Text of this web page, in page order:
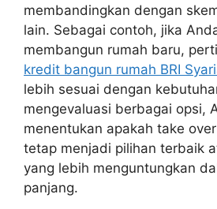
membandingkan dengan
lain. Sebagai contoh, jika
membangun rumah baru,
kredit bangun rumah BRI
lebih sesuai dengan
mengevaluasi berbagai opsi,
menentukan apakah take
tetap menjadi pilihan terbaik
yang lebih menguntungkan
panjang.